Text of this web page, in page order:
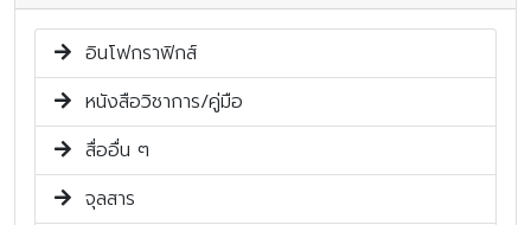
อินโฟกราฟิกส์
หนังสือวิชาการ/คู่มือ
สื่ออื่น ๆ
จุลสาร